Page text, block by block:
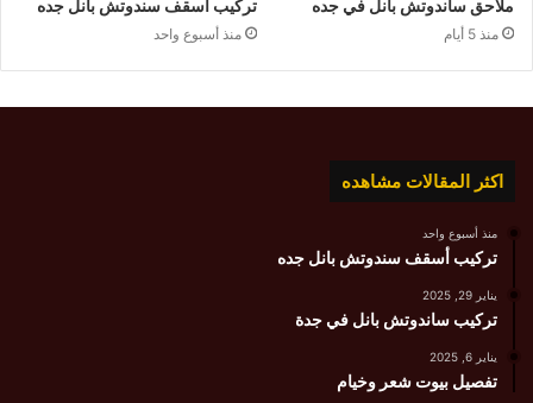
ملاحق ساندوتش بانل في جده
منذ 5 أيام
تركيب أسقف سندوتش بانل جده
منذ أسبوع واحد
اكثر المقالات مشاهده
منذ أسبوع واحد
تركيب أسقف سندوتش بانل جده
يناير 29, 2025
تركيب ساندوتش بانل في جدة
يناير 6, 2025
تفصيل بيوت شعر وخيام